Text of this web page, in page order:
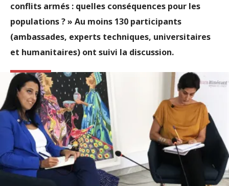
conflits armés : quelles conséquences pour les
populations ? » Au moins 130 participants
(ambassades, experts techniques, universitaires
et humanitaires) ont suivi la discussion.